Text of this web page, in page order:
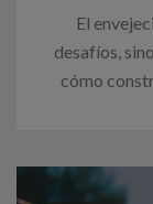
El
desafíos,
cómo